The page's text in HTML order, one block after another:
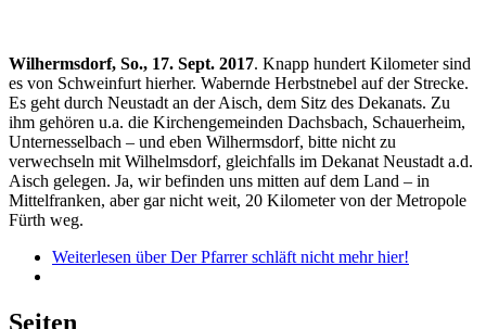
Wilhermsdorf, So., 17. Sept. 2017. Knapp hundert Kilometer sind
es von Schweinfurt hierher. Wabernde Herbstnebel auf der Strecke.
Es geht durch Neustadt an der Aisch, dem Sitz des Dekanats. Zu
ihm gehören u.a. die Kirchengemeinden Dachsbach, Schauerheim,
Unternesselbach – und eben Wilhermsdorf, bitte nicht zu
verwechseln mit Wilhelmsdorf, gleichfalls im Dekanat Neustadt a.d.
Aisch gelegen. Ja, wir befinden uns mitten auf dem Land – in
Mittelfranken, aber gar nicht weit, 20 Kilometer von der Metropole
Fürth weg.
Weiterlesen über Der Pfarrer schläft nicht mehr hier!
Seiten